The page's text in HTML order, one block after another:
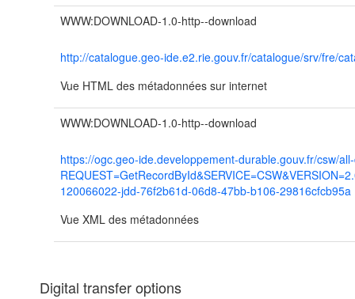
WWW:DOWNLOAD-1.0-http--download
http://catalogue.geo-ide.e2.rie.gouv.fr/catalogue/srv/fre/
Vue HTML des métadonnées sur internet
WWW:DOWNLOAD-1.0-http--download
https://ogc.geo-ide.developpement-durable.gouv.fr/csw/
120066022-jdd-76f2b61d-06d8-47bb-b106-29816cfcb95a
Vue XML des métadonnées
Digital transfer options